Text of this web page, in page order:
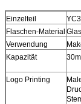
Einzelteil
Flaschen-Material Glas
Verwendung
Kapazität
Logo Printing